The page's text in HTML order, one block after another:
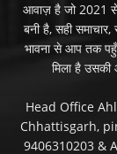
आवाज़ है जो 2021 से
बनी है, सही समाचार,
भावना से आप तक
मिला है उसकी
Head Office
Chhattisgarh,
9406310203 &